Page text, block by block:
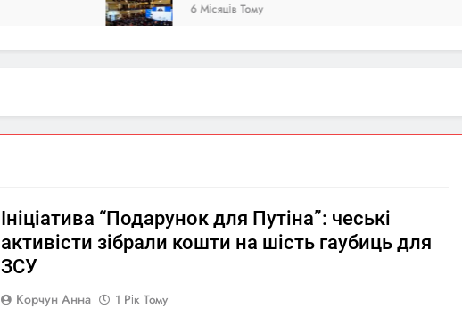
6 Місяців Тому
Ініціатива “Подарунок для Путіна”: чеські
активісти зібрали кошти на шість гаубиць для
ЗСУ
Корчун Анна
1 Рік Тому